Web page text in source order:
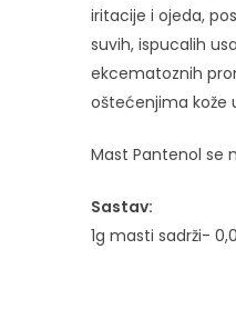
iritacije i ojeda,
suvih, ispucalih
ekcematoznih
oštećenjima kože
Mast Pantenol se
Sastav:
1g masti sadrži-